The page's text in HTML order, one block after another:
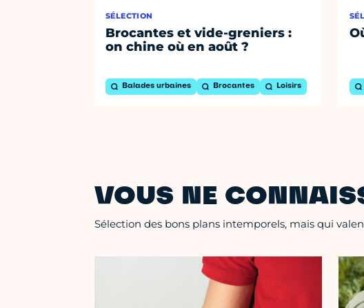
SÉLECTION
Brocantes et vide-greniers :
on chine où en août ?
Balades urbaines Brocantes Loisirs
VOUS NE
Sélection des bons plans intemporels, mais qui